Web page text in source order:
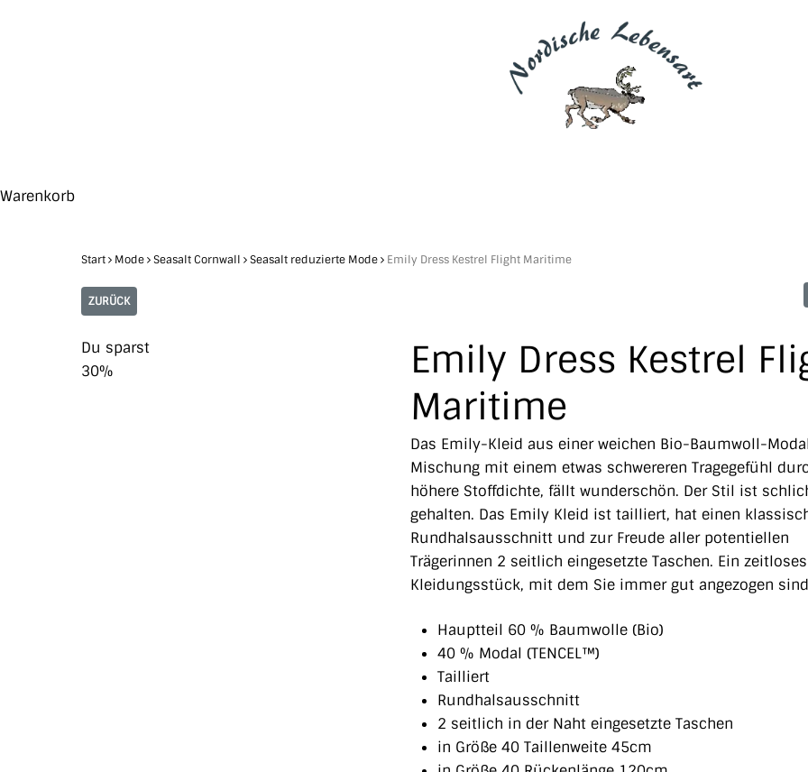
WarenkorbClose
Start Mode Seasalt Cornwall Seasalt reduzierte Mode Emily Dress Kestrel Flight Maritime
ZURÜCK
Du sparst
30%
Emily Dress Kestrel
Maritime
Das Emily-Kleid aus einer weichen Bio-Baumwoll-
Mischung mit einem etwas schwereren Tragegefühl
höhere Stoffdichte, fällt wunderschön. Der Stil ist
gehalten. Das Emily Kleid ist tailliert, hat einen
Rundhalsausschnitt und zur Freude aller potentiellen
Trägerinnen 2 seitlich eingesetzte Taschen. Ein zeitloses
Kleidungsstück, mit dem Sie immer gut angezogen
Hauptteil 60 % Baumwolle (Bio)
40 % Modal (TENCEL™)
Tailliert
Rundhalsausschnitt
2 seitlich in der Naht eingesetzte Taschen
in Größe 40 Taillenweite 45cm